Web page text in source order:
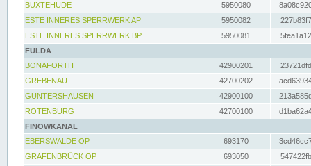
BUXTEHUDE
5950080
ESTE INNERES SPERRWERK AP
5950082
ESTE INNERES SPERRWERK BP
5950081
FULDA
BONAFORTH
42900201
GREBENAU
42700202
GUNTERSHAUSEN
42900100
ROTENBURG
42700100
FINOWKANAL
EBERSWALDE OP
693170
GRAFENBRÜCK OP
693050